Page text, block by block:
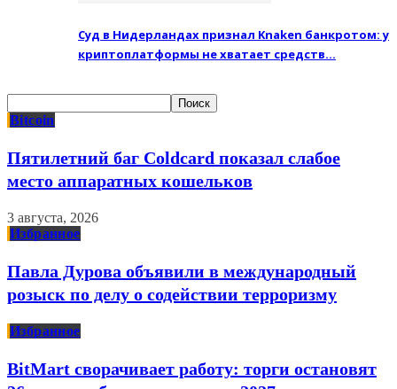
Суд в Нидерландах признал Knaken банкротом: у
криптоплатформы не хватает средств…
Bitcoin
Пятилетний баг Coldcard показал слабое
место аппаратных кошельков
3 августа, 2026
Избранное
Павла Дурова объявили в международный
розыск по делу о содействии терроризму
Избранное
BitMart сворачивает работу: торги остановят